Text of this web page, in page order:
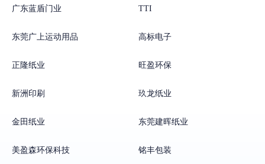
广东蓝盾门业 TTI
东莞广上运动用品 高标电子
正隆纸业 旺盈环保
新洲印刷 玖龙纸业
金田纸业 东莞建晖纸业
美盈森环保科技 铭丰包装